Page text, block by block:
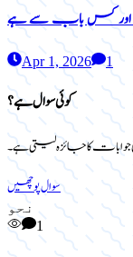
اور کس باب سے ہے
Apr 1, 2026 1
کوئی سوال ہے؟
جوابات کا جائزہ لیتی ہے۔
سوال پوچھیں
نحو
1